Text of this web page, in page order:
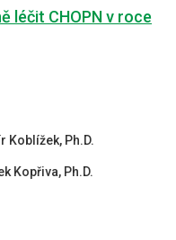
léčit CHOPN v roce
Koblížek, Ph.D.
Kopřiva, Ph.D.